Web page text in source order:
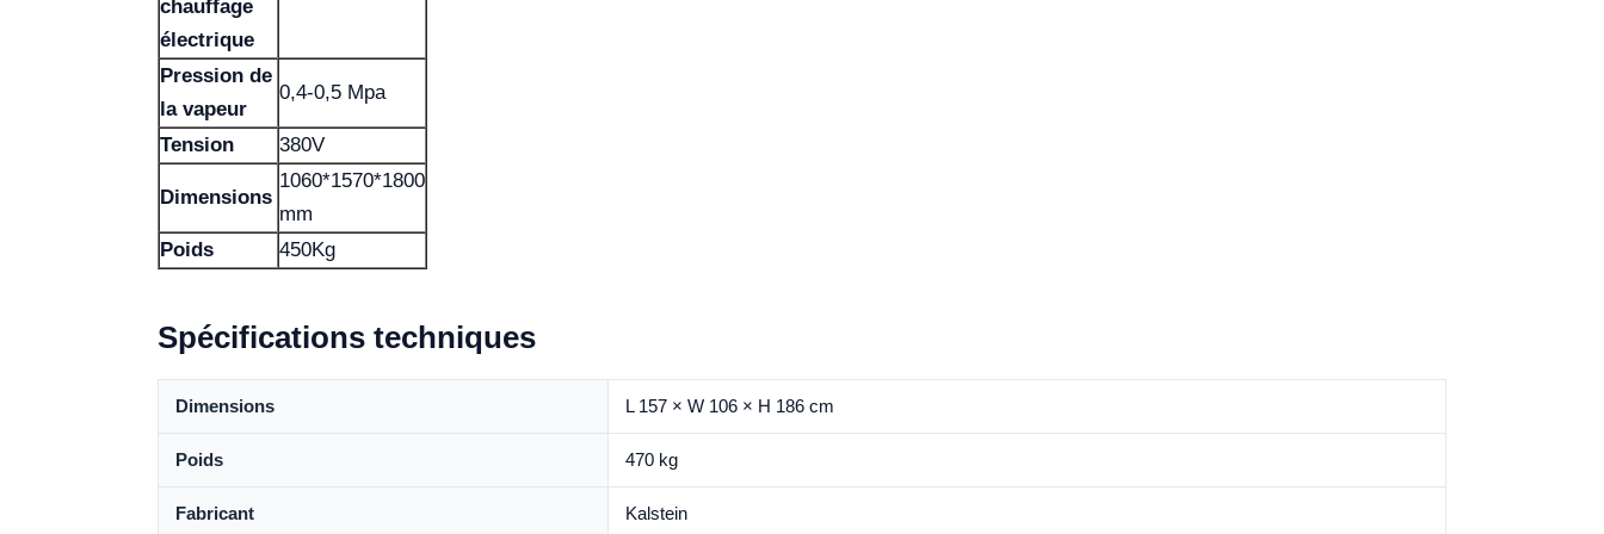
chauffage
électrique
Pression de
la vapeur
0,4-0,5 Mpa
Tension 380V
Dimensions
1060*1570*1800
mm
Poids
450Kg
Spécifications techniques
Dimensions L 157 × W 106 × H 186 cm
Poids 470 kg
Fabricant Kalstein